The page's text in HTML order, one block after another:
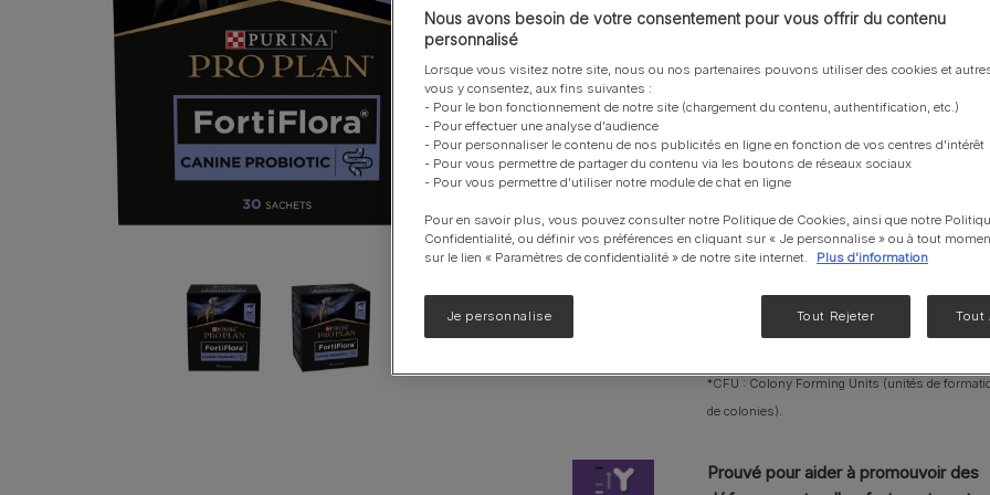
Voir notre gamme de produits pour chiens
NF Renal Function
EN Gastrointestinal
UR santé Urinaire
Voir notre gamme de produits pour chats
Contient des bactéries lactiques
le bien-être intestinal
Contient un niveau garanti d'une
exclusive microencapsulée de
CFU*/g). Le processus de
microencapsulation améliore la
bénéfiques vivantes qui pénètrent
le tractus gastro-intestinal (GI).
*CFU : Colony Forming Units (unités de
de colonies).
Prouvé pour aider à promouvoir des
Nous avons besoin de votre consentement pour vous offrir du contenu
personnalisé
Lorsque vous visitez notre site, nous ou nos partenaires pouvons utiliser des cookies et
vous y consentez, aux fins suivantes :
- Pour le bon fonctionnement de notre site (chargement du contenu, authentification, etc.)
- Pour effectuer une analyse d'audience
- Pour personnaliser le contenu de nos publicités en ligne en fonction de vos centres d'intérêt
- Pour vous permettre de partager du contenu via les boutons de réseaux sociaux
- Pour vous permettre d'utiliser notre module de chat en ligne
Pour en savoir plus, vous pouvez consulter notre Politique de Cookies, ainsi que notre
Confidentialité, ou définir vos préférences en cliquant sur « Je personnalise » ou à tout
sur le lien « Paramètres de confidentialité » de notre site internet.
Plus d'information
Je personnalise Tout Rejeter Tout